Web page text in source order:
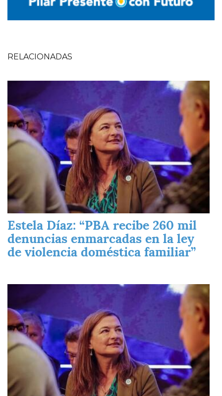
RELACIONADAS
Estela Díaz: “PBA recibe 260 mil
denuncias enmarcadas en la ley
de violencia doméstica familiar”